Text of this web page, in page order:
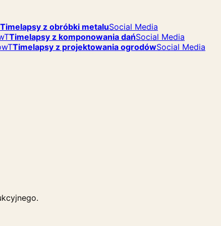
Timelapsy z obróbki metaluSocial Media
TTimelapsy z komponowania dańSocial Media
TTimelapsy z projektowania ogrodówSocial Media